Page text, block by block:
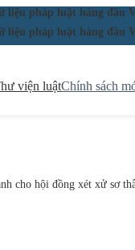
liệu pháp luật hàng đầu
liệu pháp luật hàng đầu
viện luậtChính sách
cho hội đồng xét xử sơ